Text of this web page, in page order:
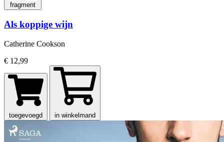
fragment
Als koppige wijn
Catherine Cookson
€ 12,99
toegevoegd in winkelmand